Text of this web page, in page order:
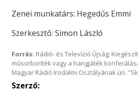
Zenei munkatárs: Hegedűs Emmi
Szerkesztő: Simon László
Forrás: Rádió- és Televízió Újság;
műsorboríték vagy a hangjáték
Magyar Rádió Irodalmi Osztályának ún.
Szerző: